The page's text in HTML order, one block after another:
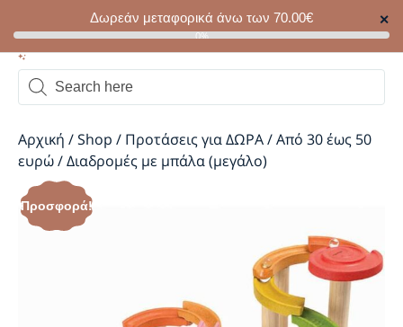
Δωρεάν μεταφορικά άνω των 70.00€ ✕
0%
Αρχική /Shop / Προτάσεις για ΔΩΡΑ/Από 30 έως 50
ευρώ/Διαδρομές με μπάλα (μεγάλο)
Προσφορά!